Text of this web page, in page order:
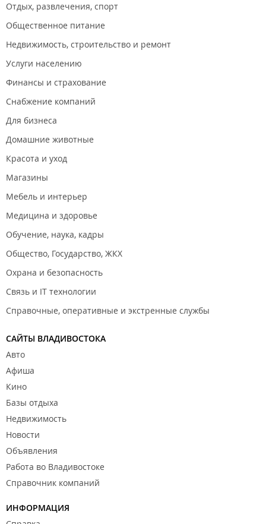
ул. Уборевича, 20
Арт Салон, ул. Уборевича, 22
ТРЦ "Дружба", ул. Русская, 2К
Отдых, развлечения, спорт
Общественное питание
Недвижимость, строительство и ремонт
Услуги населению
Финансы и страхование
Снабжение компаний
Для бизнеса
Домашние животные
Красота и уход
Магазины
Мебель и интерьер
Медицина и здоровье
Обучение, наука, кадры
Общество, Государство, ЖКХ
Охрана и безопасность
Связь и IT технологии
Справочные, оперативные и экстренные службы
САЙТЫ ВЛАДИВОСТОКА
Авто
Афиша
Кино
Базы отдыха
Недвижимость
Новости
Объявления
Работа во Владивостоке
Справочник компаний
ИНФОРМАЦИЯ